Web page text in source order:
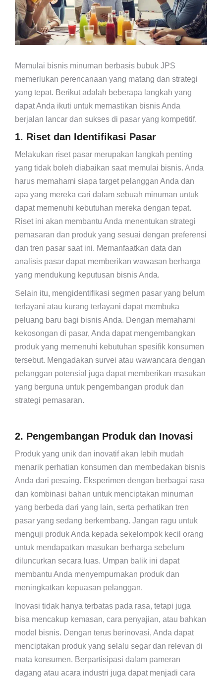
Memulai bisnis minuman berbasis bubuk JPS
memerlukan perencanaan yang matang dan strategi
yang tepat. Berikut adalah beberapa langkah yang
dapat Anda ikuti untuk memastikan bisnis Anda
berjalan lancar dan sukses di pasar yang kompetitif.
1. Riset dan Identifikasi Pasar
Melakukan riset pasar merupakan langkah penting
yang tidak boleh diabaikan saat memulai bisnis. Anda
harus memahami siapa target pelanggan Anda dan
apa yang mereka cari dalam sebuah minuman untuk
dapat memenuhi kebutuhan mereka dengan tepat.
Riset ini akan membantu Anda menentukan strategi
pemasaran dan produk yang sesuai dengan preferensi
dan tren pasar saat ini. Memanfaatkan data dan
analisis pasar dapat memberikan wawasan berharga
yang mendukung keputusan bisnis Anda.
Selain itu, mengidentifikasi segmen pasar yang belum
terlayani atau kurang terlayani dapat membuka
peluang baru bagi bisnis Anda. Dengan memahami
kekosongan di pasar, Anda dapat mengembangkan
produk yang memenuhi kebutuhan spesifik konsumen
tersebut. Mengadakan survei atau wawancara dengan
pelanggan potensial juga dapat memberikan masukan
yang berguna untuk pengembangan produk dan
strategi pemasaran.
2. Pengembangan Produk dan Inovasi
Produk yang unik dan inovatif akan lebih mudah
menarik perhatian konsumen dan membedakan bisnis
Anda dari pesaing. Eksperimen dengan berbagai rasa
dan kombinasi bahan untuk menciptakan minuman
yang berbeda dari yang lain, serta perhatikan tren
pasar yang sedang berkembang. Jangan ragu untuk
menguji produk Anda kepada sekelompok kecil orang
untuk mendapatkan masukan berharga sebelum
diluncurkan secara luas. Umpan balik ini dapat
membantu Anda menyempurnakan produk dan
meningkatkan kepuasan pelanggan.
Inovasi tidak hanya terbatas pada rasa, tetapi juga
bisa mencakup kemasan, cara penyajian, atau bahkan
model bisnis. Dengan terus berinovasi, Anda dapat
menciptakan produk yang selalu segar dan relevan di
mata konsumen. Berpartisipasi dalam pameran
dagang atau acara industri juga dapat menjadi cara